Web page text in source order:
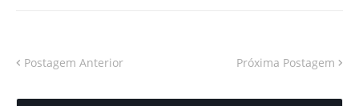
Postagem Anterior Próxima Postagem